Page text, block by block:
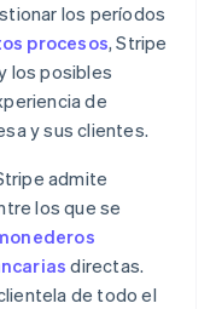
los períodos
procesos, Stripe
los posibles
de
y sus clientes.
admite
los que se
directas.
de todo el